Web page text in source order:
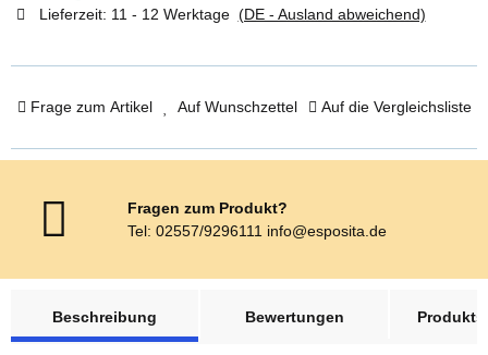
Lieferzeit: 11 - 12 Werktage (DE - Ausland abweichend)
Frage zum Artikel Auf Wunschzettel Auf die Vergleichsliste
Fragen zum Produkt?
Tel: 02557/9296111 info@esposita.de
Beschreibung
Bewertungen